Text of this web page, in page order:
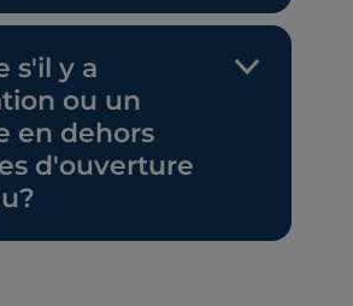
s'il y a
ou un
en dehors
d'ouverture